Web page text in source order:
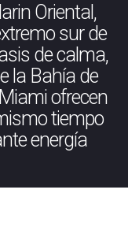
Oriental,
sur de
de calma,
la Bahía de
ofrecen
tiempo
energía